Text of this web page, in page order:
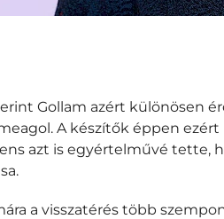
Gollam azért különösen
A készítők éppen
azt is egyértelművé tette,
a visszatérés több